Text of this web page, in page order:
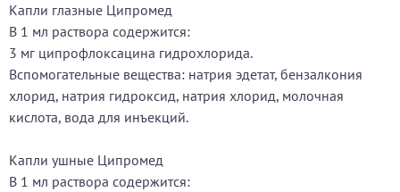
Капли глазные Ципромед
В 1 мл раствора содержится:
3 мг ципрофлоксацина гидрохлорида.
Вспомогательные вещества: натрия эдетат, бензалкония
хлорид, натрия гидроксид, натрия хлорид, молочная
кислота, вода для инъекций.
Капли ушные Ципромед
В 1 мл раствора содержится: